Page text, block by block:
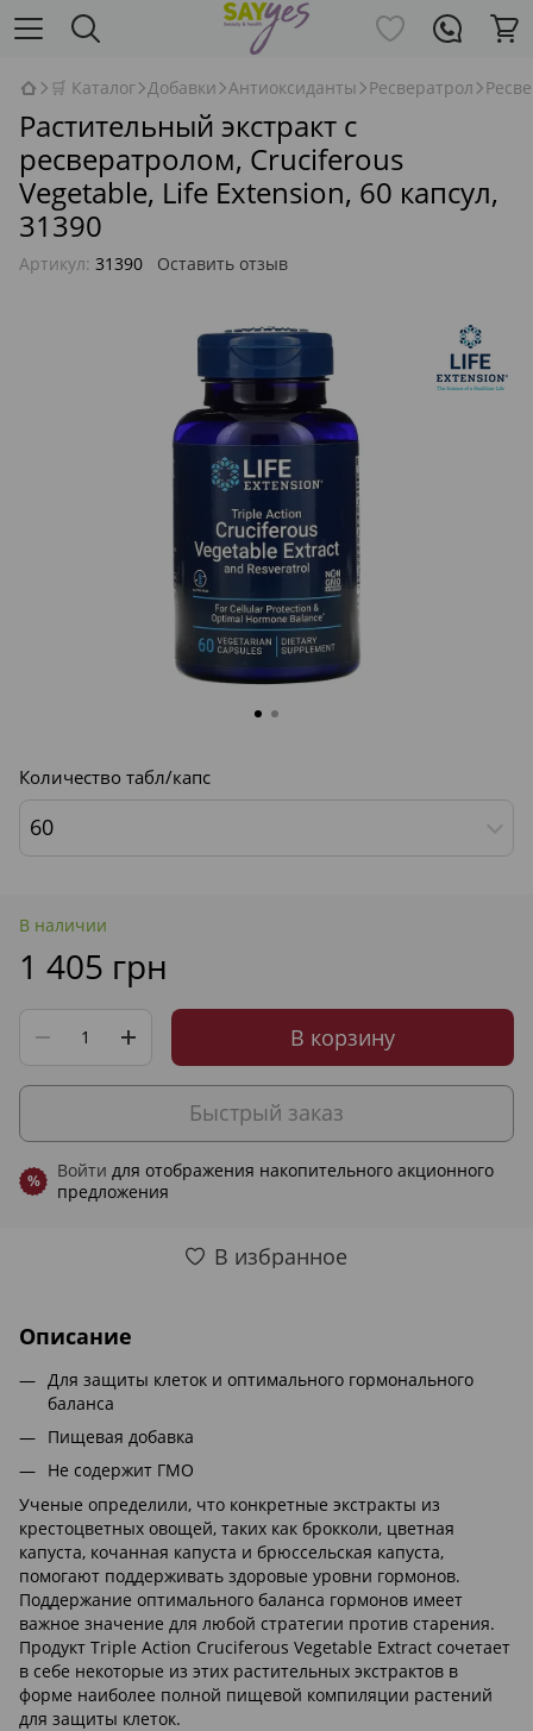
🛒 Каталог Добавки Антиоксиданты Ресвератрол
Растительный экстракт с
ресвератролом, Cruciferous
Vegetable, Life Extension, 60 капсул,
31390
Артикул: 31390 Оставить отзыв
Количество табл/капс
60
В наличии
1 405 грн
В корзину
Быстрый заказ
% Войти для отображения накопительного акционного
предложения
В избранное
Описание
Для защиты клеток и оптимального гормонального
баланса
Пищевая добавка
Не содержит ГМО
Ученые определили, что конкретные экстракты из
крестоцветных овощей, таких как брокколи, цветная
капуста, кочанная капуста и брюссельская капуста,
помогают поддерживать здоровые уровни гормонов.
Поддержание оптимального баланса гормонов имеет
важное значение для любой стратегии против старения.
Продукт Triple Action Cruciferous Vegetable Extract сочетает
в себе некоторые из этих растительных экстрактов в
форме наиболее полной пищевой компиляции растений
для защиты клеток.